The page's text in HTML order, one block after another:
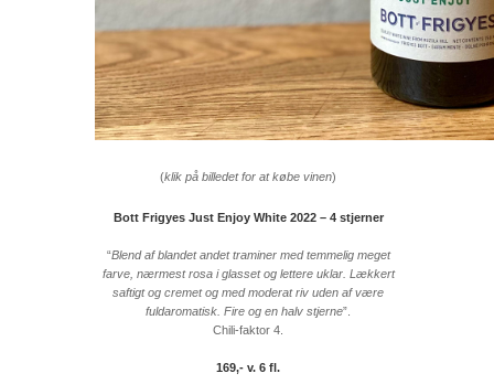
(klik på billedet for at købe vinen)
Bott Frigyes Just Enjoy White 2022 – 4 stjerner
“Blend af blandet andet traminer med temmelig meget
farve, nærmest rosa i glasset og lettere uklar. Lækkert
saftigt og cremet og med moderat riv uden af være
fuldaromatisk. Fire og en halv stjerne”.
Chili-faktor 4.
169,- v. 6 fl.